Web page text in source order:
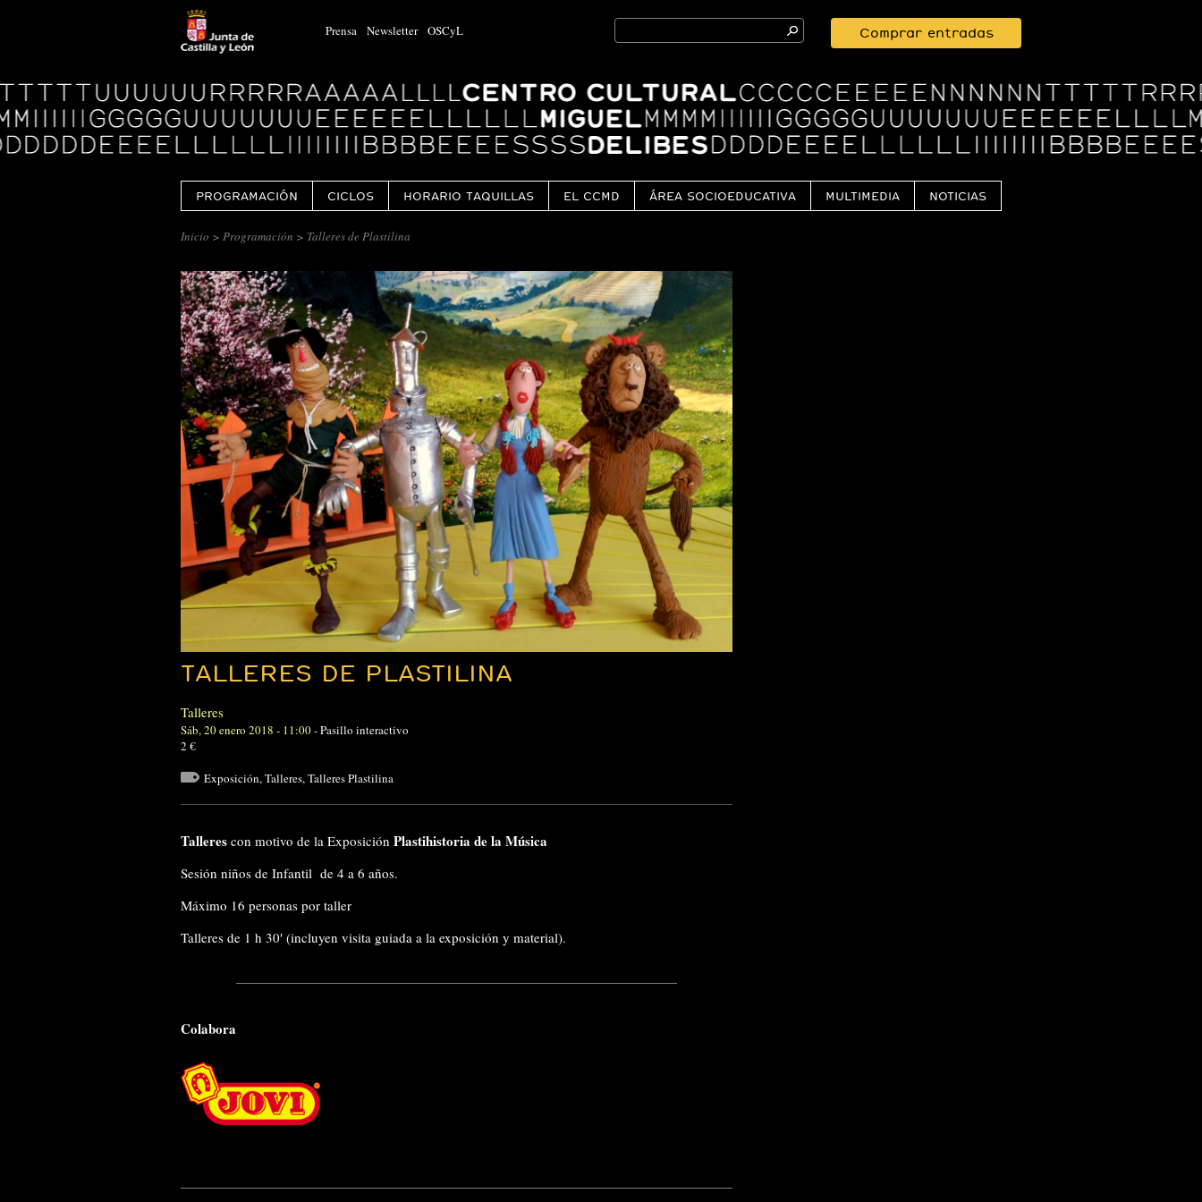
Prensa Newsletter OSCyL
Search
for:
Comprar entradas
Logo
Centro
Cultural
Miguel
Delibes
PROGRAMACIÓN CICLOS HORARIO TAQUILLAS EL CCMD ÁREA SOCIOEDUCATIVA MULTIMEDIA NOTICIAS
Inicio > Programación > Talleres de Plastilina
TALLERES DE PLASTILINA
Talleres
Sáb, 20 enero 2018 - 11:00-Pasillo interactivo
2 €
Exposición,Talleres,Talleres Plastilina
Talleres con motivo de la Exposición Plastihistoria de la Música
Sesión niños de Infantil de 4 a 6 años.
Máximo 16 personas por taller
Talleres de 1 h 30′ (incluyen visita guiada a la exposición y material).
Colabora